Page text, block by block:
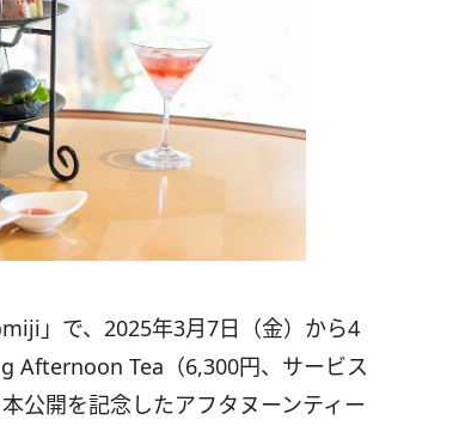
」で、2025年3月7日（金）から4
Afternoon Tea（6,300円、サービス
公開を記念したアフタヌーンティー